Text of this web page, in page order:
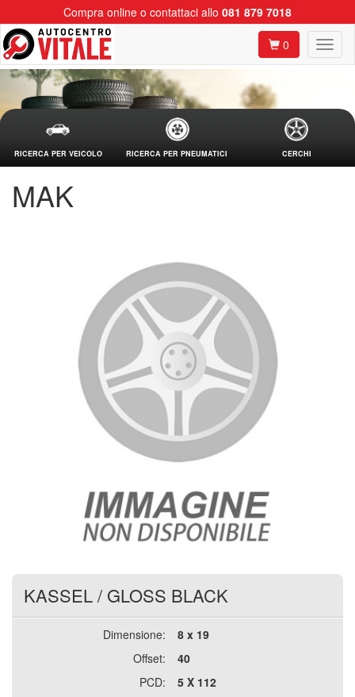
Compra online o contattaci allo 081 879 7018
0
RICERCA PER VEICOLO RICERCA PER PNEUMATICI CERCHI
MAK
KASSEL/ GLOSS BLACK
Dimensione:
8 x 19
Offset:
40
PCD:
5 X 112